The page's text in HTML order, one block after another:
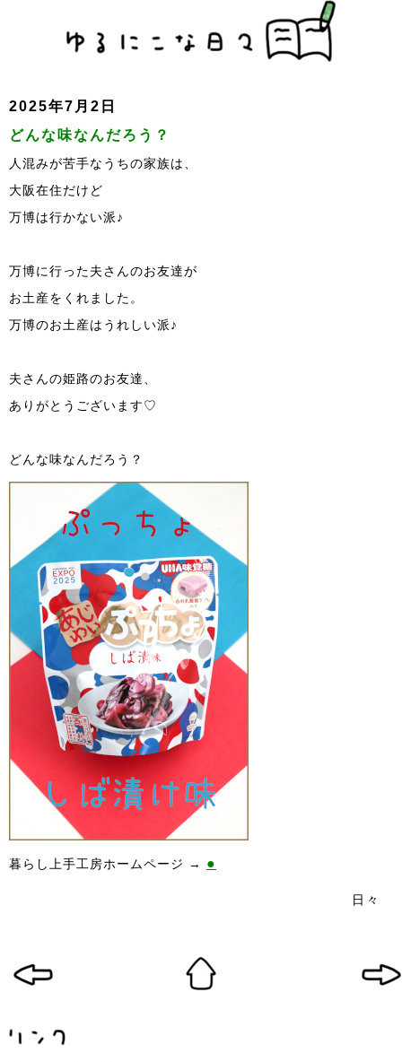
2025年7月2日
どんな味なんだろう？
人混みが苦手なうちの家族は、
大阪在住だけど
万博は行かない派♪
万博に行った夫さんのお友達が
お土産をくれました。
万博のお土産はうれしい派♪
夫さんの姫路のお友達、
ありがとうございます♡
どんな味なんだろう？
暮らし上手工房ホームページ → ●
日々